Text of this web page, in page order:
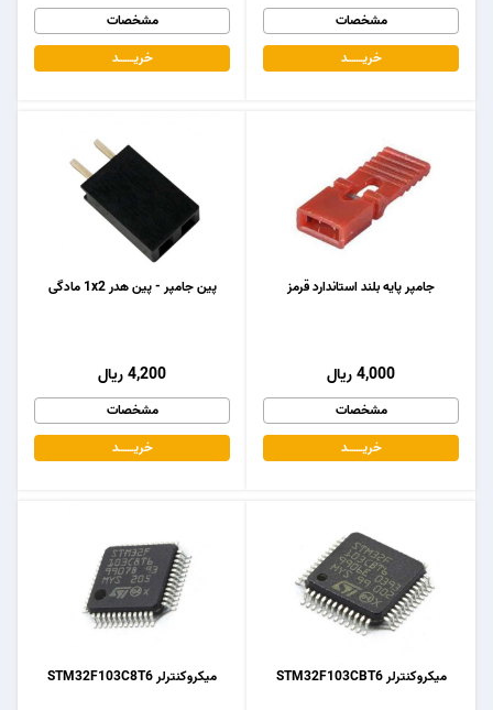
مشخصات
خریـــــــد
مشخصات
خریـــــــد
پین جامپر - پین هدر 1x2 مادگی
4,200 ریال
مشخصات
خریـــــــد
جامپر پایه بلند استاندارد قرمز
4,000 ریال
مشخصات
خریـــــــد
میکروکنترلر STM32F103C8T6 میکروکنترلر STM32F103CBT6